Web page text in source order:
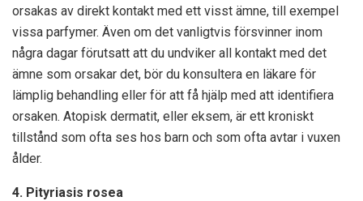
orsakas av direkt kontakt med ett visst ämne, till exempel
vissa parfymer. Även om det vanligtvis försvinner inom
några dagar förutsatt att du undviker all kontakt med det
ämne som orsakar det, bör du konsultera en läkare för
lämplig behandling eller för att få hjälp med att identifiera
orsaken. Atopisk dermatit, eller eksem, är ett kroniskt
tillstånd som ofta ses hos barn och som ofta avtar i vuxen
ålder.
4. Pityriasis rosea